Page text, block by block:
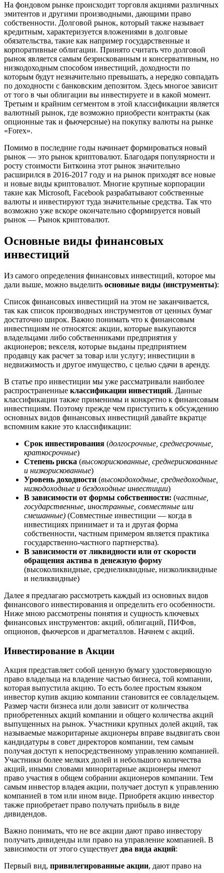
На фондовом рынке происходит торговля акциями различных
эмитентов и другими производными, дающими право
собственности. Долговой рынок, который также называет
кредитным, характеризуется вложениями в долговые
обязательства, такие как например государственные и
корпоративные облигации. Принято считать что долговой
рынок является самым безрискованным и консервативным, но
низкодоходным способом инвестиций, доходности по
которым будут незначительно превышать, а нередко совпадать
по доходности с банковским депозитом. Здесь многое зависит
от того в чьи облигации вы инвестируете и в какой момент.
Третьим и крайним сегментом в этой классификации является
валютный рынок, где возможно приобрести контракты (как
опционные так и фьючерсные) на покупку валюты на рынке
«Forex».
Помимо в последние годы начинает формироваться новый
рынок — это рынок криптовалют. Благодаря популярности и
росту стоимости Биткоина этот рынок значительно
расширился в 2016-2017 году и на рынок приходят все новые
и новые виды криптовалют. Многие крупные корпорации
такие как Microsoft, Facebook разрабатывают собственные
валюты и инвестируют туда значительные средства. Так что
возможно уже вскоре окончательно сформируется новый
рынок — Рынок криптовалют.
Основные виды финансовых
инвестиций
Из самого определения финансовых инвестиций, которое мы
дали выше, можно выделить основные виды (инструменты):
Список финансовых инвестиций на этом не заканчивается,
так как список производных инструментов от ценных бумаг
достаточно широк. Важно понимать что к финансовым
инвестициям не относятся: акции, которые выкупаются
владельцами либо собственниками предприятия у
акционеров; векселя, которые выданы предприятием
продавцу как расчет за товар или услугу; инвестиции в
недвижимость и другое имущество, с целью сдачи в аренду.
В статье про инвестиции мы уже рассматривали наиболее
распространенные классификации инвестиций. Данные
классификации также применимы и конкретно к финансовым
инвестициям. Поэтому прежде чем приступить к обсуждению
основных видов финансовых инвестиций давайте вкратце
вспомним какие это классификации:
Срок инвестирования (долгосрочные, среднесрочные,
краткосрочные)
Степень риска (высокорискованные, среднерискованные
и низкорискованные)
Уровень доходности (высокодоходные, среднедоходные,
низкодоходные и бездоходные инвестиции)
В зависимости от формы собственности: (частные,
государственные, иностранные, совместные или
смешанные) (Совместные инвестиции — когда в
инвестициях принимает и та и другая форма
собственности, частным примером является практика
государственно-частного партнерства).
В зависимости от ликвидности или от скорости
обращения актива в денежную форму
(высоколиквидные, среднеликвидные, низколиквидные
и неликвидные)
Далее я предлагаю рассмотреть каждый из основных видов
финансового инвестирования и определить его особенности.
Ниже мною рассмотрены понятия и сущность ключевых
финансовых инструментов: акций, облигаций, ПИФов,
опционов, фьючерсов и драгметаллов. Начнем с акций.
Инвестирование в Акции
Акция представляет собой ценную бумагу удостоверяющую
право владельца на владение частью бизнеса, той компании,
которая выпустила акцию. То есть более простым языком
инвестор купив акцию компании становится ее совладельцем.
Размер части бизнеса или доли зависит от количества
приобретенных акций компании и общего количества акций
выпущенных на рынок. Участники крупных долей акций, так
называемые мажоритарные акционеры вправе выдвигать свои
кандидатуры в совет директоров компании, тем самым
получая доступ к непосредственному управлению компанией.
Участники более мелких долей и небольшого количества
акций, иными словами миноритарные акционеры имеют
право участия в общем собрании акционеров компании. Тем
самым инвестор владея акции, получает доступ к управлению
компанией в том или ином виде. Приобретя акцию инвестор
также приобретает право получать прибыль в виде
дивидендов.
Важно понимать, что не все акции дают право инвестору
получать дивиденды или право на управление компанией. В
зависимости от этого существует два вида акций:
Первый вид, привилегированные акции, дают право на